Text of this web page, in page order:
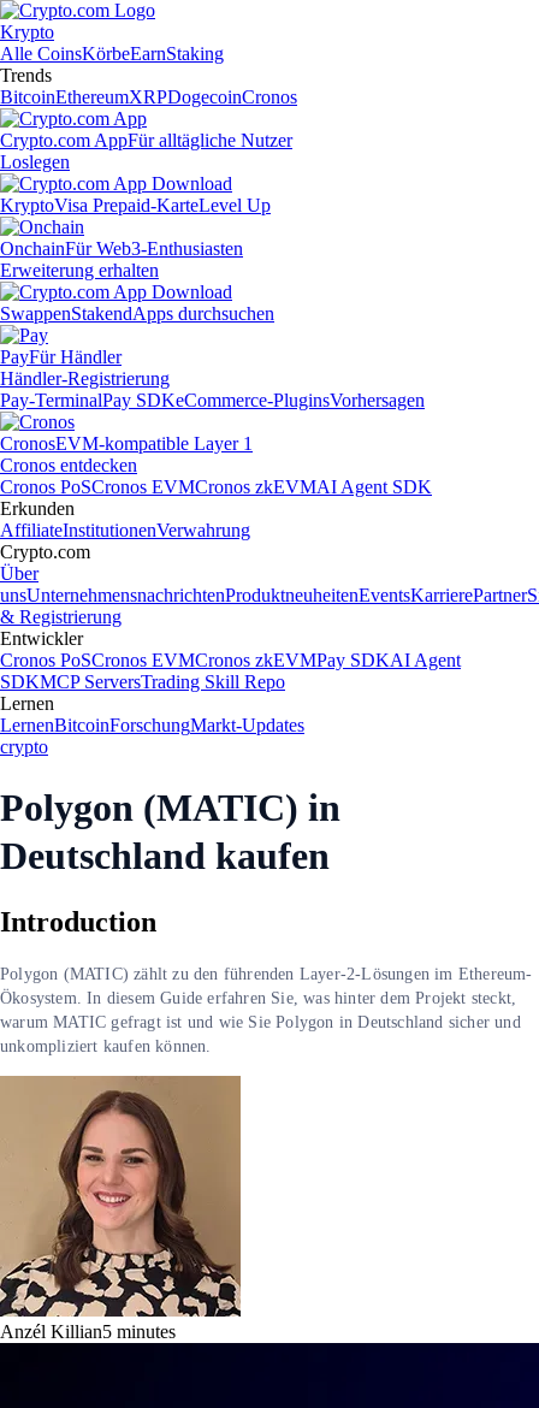
Krypto
Alle CoinsKörbeEarnStaking
Trends
BitcoinEthereumXRPDogecoinCronos
Crypto.com AppFür alltägliche Nutzer
Loslegen
KryptoVisa Prepaid-KarteLevel Up
OnchainFür Web3-Enthusiasten
Erweiterung erhalten
SwappenStakendApps durchsuchen
PayFür Händler
Händler-Registrierung
Pay-TerminalPay SDKeCommerce-PluginsVorhersagen
CronosEVM-kompatible Layer 1
Cronos entdecken
Cronos PoSCronos EVMCronos zkEVMAI Agent SDK
Erkunden
AffiliateInstitutionenVerwahrung
Crypto.com
Über
unsUnternehmensnachrichtenProduktneuheitenEventsKarrierePartner
& Registrierung
Entwickler
Cronos PoSCronos EVMCronos zkEVMPay SDKAI Agent
SDKMCP ServersTrading Skill Repo
Lernen
LernenBitcoinForschungMarkt-Updates
crypto
Polygon (MATIC) in
Deutschland kaufen
Introduction
Polygon (MATIC) zählt zu den führenden Layer-2-Lösungen im Ethereum-
Ökosystem. In diesem Guide erfahren Sie, was hinter dem Projekt steckt,
warum MATIC gefragt ist und wie Sie Polygon in Deutschland sicher und
unkompliziert kaufen können.
Anzél Killian5 minutes